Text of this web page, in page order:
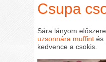
Csupa
Sára lányom
uzsonnára muffint és
kedvence a csokis.